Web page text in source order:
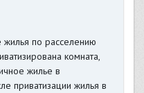
по расселению
комната,
жилье в
приватизации жилья в